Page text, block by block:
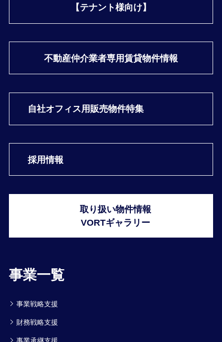
【テナント様向け】
不動産仲介業者専用賃貸物件情報
自社オフィス用販売物件特集
採用情報
事業一覧
事業戦略支援
財務戦略支援
事業承継支援
取り扱い物件情報
VORTギャラリー